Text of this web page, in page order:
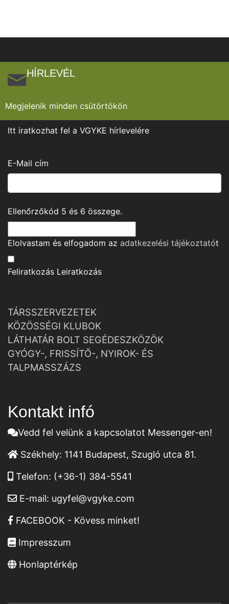
HÍRLEVÉL
Megjelenik minden csütörtökön
Itt iratkozhat fel a VGYKE hírlevelére
E-Mail cím
Ellenőrzőkód 5 és 6 összege.
Elolvastam és elfogadom az adatkezelési tájékoztatót
Feliratkozás Leiratkozás
TÁRSSZERVEZETEK
KÖZÖSSÉGI KLUBOK
LÁTHATÁR BOLT SEGÉDESZKÖZÖK
GYÓGY-, FRISSÍTŐ-, NYIROK- ÉS
TALPMASSZÁZS
Kontakt infó
Vedd fel velünk a kapcsolatot Messenger-en!
Székhely: 1141 Budapest, Szugló utca 81.
Telefon: (+36-1) 384-5541
E-mail: ugyfel@vgyke.com
FACEBOOK - Kövess minket!
Impresszum
Honlaptérkép